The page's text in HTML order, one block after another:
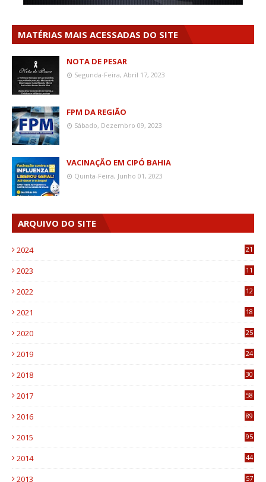
MATÉRIAS MAIS ACESSADAS DO SITE
NOTA DE PESAR
Segunda-Feira, Abril 17, 2023
FPM DA REGIÃO
Sábado, Dezembro 09, 2023
VACINAÇÃO EM CIPÓ BAHIA
Quinta-Feira, Junho 01, 2023
ARQUIVO DO SITE
2024 21
2023
11
2022
12
2021
18
2020
25
2019
24
2018
30
2017
58
2016
89
2015
95
2014
44
2013 57